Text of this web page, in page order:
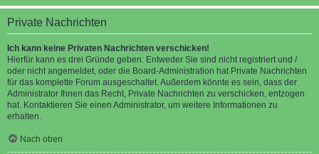
Private Nachrichten
Ich kann keine Privaten Nachrichten verschicken!
Hierfür kann es drei Gründe geben: Entweder Sie sind nicht registriert und /
oder nicht angemeldet, oder die Board-Administration hat Private Nachrichten
für das komplette Forum ausgeschaltet. Außerdem könnte es sein, dass der
Administrator Ihnen das Recht, Private Nachrichten zu verschicken, entzogen
hat. Kontaktieren Sie einen Administrator, um weitere Informationen zu
erhalten.
Nach oben